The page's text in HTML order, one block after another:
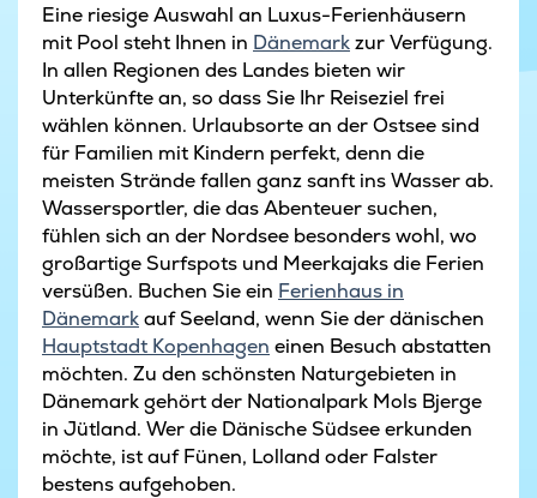
Eine riesige Auswahl an Luxus-Ferienhäusern
mit Pool steht Ihnen in Dänemarkzur Verfügung.
In allen Regionen des Landes bieten wir
Unterkünfte an, so dass Sie Ihr Reiseziel frei
wählen können. Urlaubsorte an der Ostsee sind
für Familien mit Kindern perfekt, denn die
meisten Strände fallen ganz sanft ins Wasser ab.
Wassersportler, die das Abenteuer suchen,
fühlen sich an der Nordsee besonders wohl, wo
großartige Surfspots und Meerkajaks die Ferien
versüßen. Buchen Sie ein Ferienhaus in
Dänemarkauf Seeland, wenn Sie der dänischen
Hauptstadt Kopenhagen einen Besuch abstatten
möchten. Zu den schönsten Naturgebieten in
Dänemark gehört der Nationalpark Mols Bjerge
in Jütland. Wer die Dänische Südsee erkunden
möchte, ist auf Fünen, Lolland oder Falster
bestens aufgehoben.